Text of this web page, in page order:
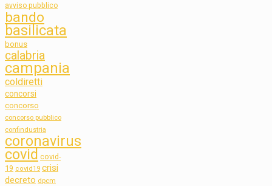
avviso pubblico
bando
basilicata
bonus
calabria
campania
coldiretti
concorsi
concorso
concorso pubblico
confindustria
coronavirus
covid covid-
19 covid19 crisi
decreto dpcm